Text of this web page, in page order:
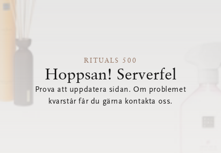
RITUALS 500
Hoppsan! Serverfel
Prova att uppdatera sidan. Om problemet
kvarstår får du gärna kontakta oss.